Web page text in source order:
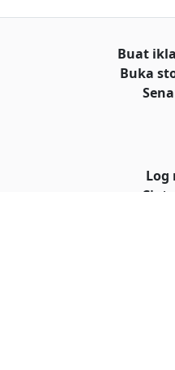
Buat
Buka
Log